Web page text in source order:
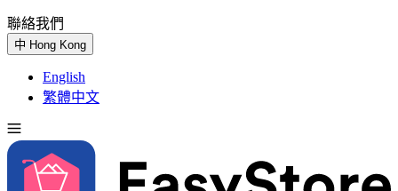
聯絡我們
中 Hong Kong
English
繁體中文